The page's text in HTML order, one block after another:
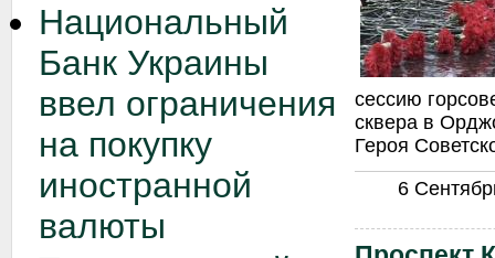
Национальный
Банк Украины
ввел ограничения
на покупку
иностранной
валюты
сессию
сквера в
Героя
6